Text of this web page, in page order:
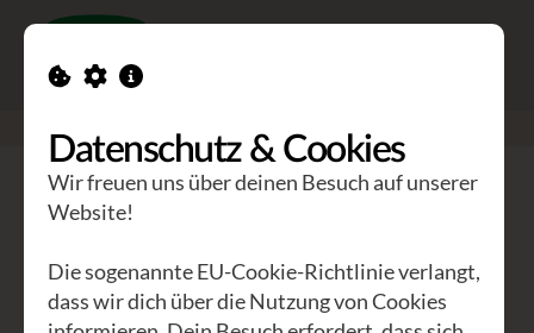
Datenschutz & Cookies
Wir freuen uns über deinen Besuch auf unserer
Website!
Die sogenannte EU-Cookie-Richtlinie verlangt,
dass wir dich über die Nutzung von Cookies